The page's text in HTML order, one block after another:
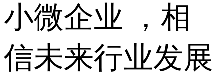
小微企业 ，相
信未来行业发展